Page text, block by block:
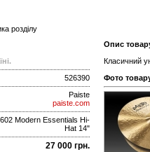
розділу
526390
Paiste
paiste.com
Modern Essentials Hi-
Hat 14"
27 000 грн.
Опис
Класичний
Фото